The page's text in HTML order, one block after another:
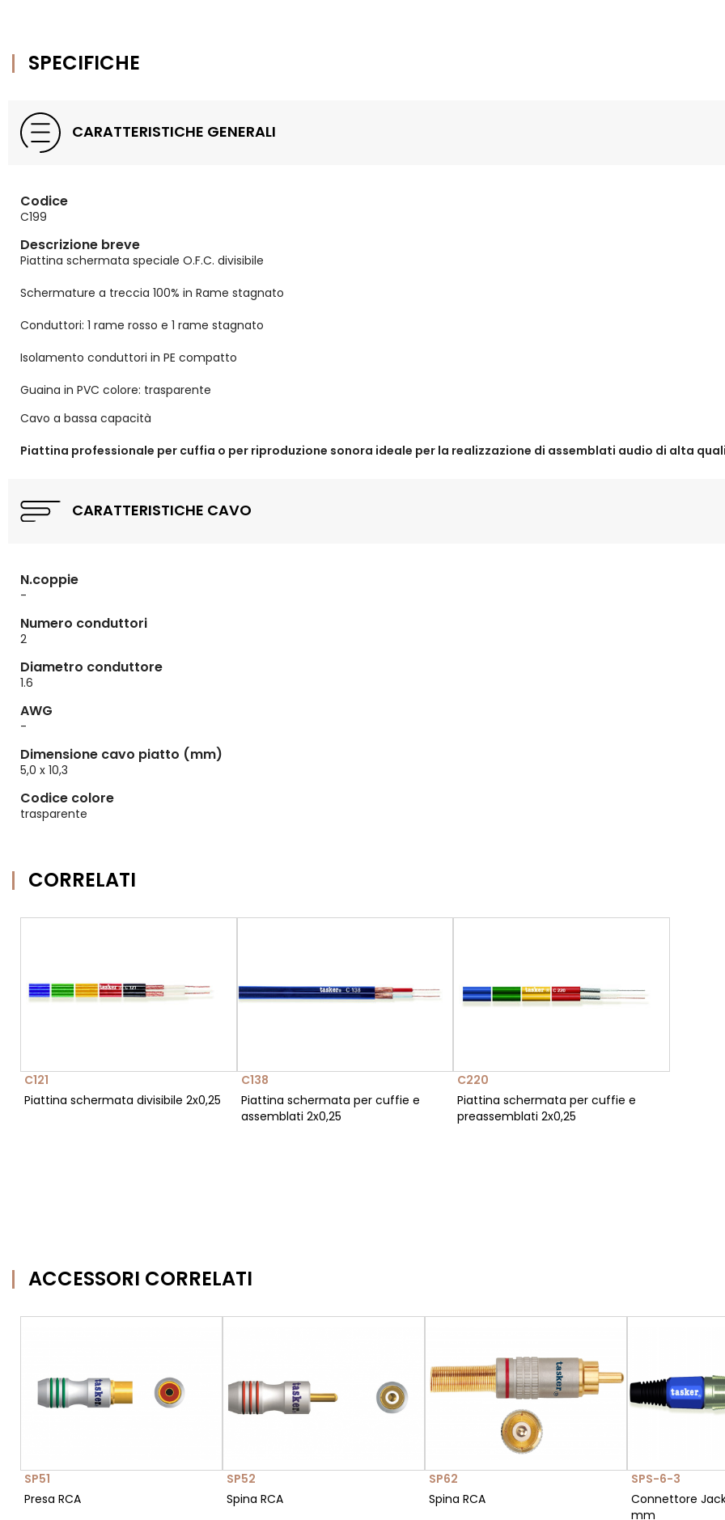
SPECIFICHE
CARATTERISTICHE GENERALI
Codice
C199
Descrizione breve
Piattina schermata speciale O.F.C. divisibile
Schermature a treccia 100% in Rame stagnato
Conduttori: 1 rame rosso e 1 rame stagnato
Isolamento conduttori in PE compatto
Guaina in PVC colore: trasparente
Cavo a bassa capacità
Piattina professionale per cuffia o per riproduzione sonora ideale per la realizzazione di assemblati audio di alta
CARATTERISTICHE CAVO
N.coppie
-
Numero conduttori
2
Diametro conduttore
1.6
AWG
-
Dimensione cavo piatto (mm)
5,0 x 10,3
Codice colore
trasparente
CORRELATI
C121
Piattina schermata divisibile 2x0,25
C138
Piattina schermata per cuffie e
assemblati 2x0,25
C220
Piattina schermata per cuffie e
preassemblati 2x0,25
ACCESSORI CORRELATI
SP51
Presa RCA
SP52
Spina RCA
SP62
Spina RCA
SPS-6-3
Connettore
mm